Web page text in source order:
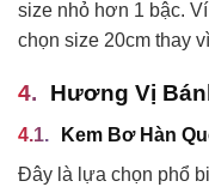
size nhỏ hơn 1 bậc.
chọn size 20cm thay
Hương Vị
Kem Bơ Hàn
Đây là lựa chọn phổ